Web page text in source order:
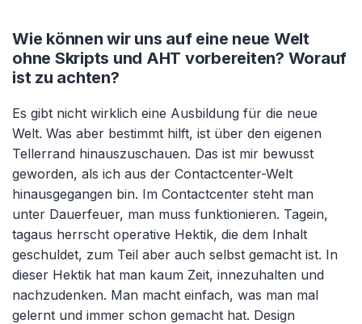
Wie können wir uns auf eine neue Welt
ohne Skripts und AHT vorbereiten? Worauf
ist zu achten?
Es gibt nicht wirklich eine Ausbildung für die neue
Welt. Was aber bestimmt hilft, ist über den eigenen
Tellerrand hinauszuschauen. Das ist mir bewusst
geworden, als ich aus der Contactcenter-Welt
hinausgegangen bin. Im Contactcenter steht man
unter Dauerfeuer, man muss funktionieren. Tagein,
tagaus herrscht operative Hektik, die dem Inhalt
geschuldet, zum Teil aber auch selbst gemacht ist. In
dieser Hektik hat man kaum Zeit, innezuhalten und
nachzudenken. Man macht einfach, was man mal
gelernt und immer schon gemacht hat. Design